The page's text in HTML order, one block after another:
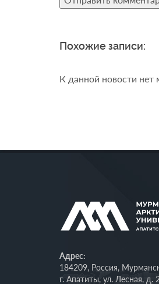
Похожие записи:
К данной новости нет
Адрес:
184209, Россия,
г. Апатиты, ул. Лесная, д.